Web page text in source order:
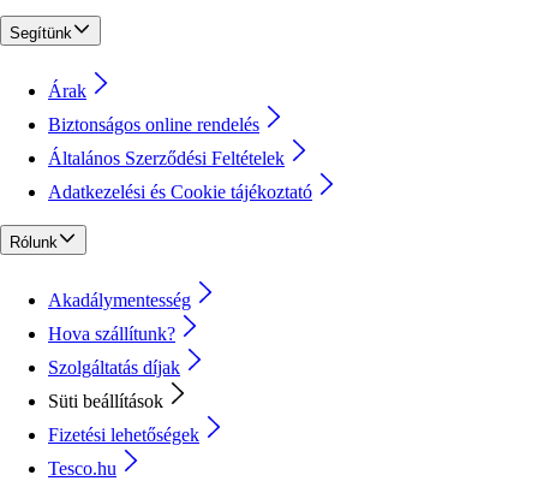
Segítünk
Árak
Biztonságos online rendelés
Általános Szerződési Feltételek
Adatkezelési és Cookie tájékoztató
Rólunk
Akadálymentesség
Hova szállítunk?
Szolgáltatás díjak
Süti beállítások
Fizetési lehetőségek
Tesco.hu